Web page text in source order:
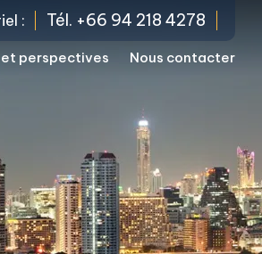
: Tél. +66 94 218 4278
perspectives Nous contacter